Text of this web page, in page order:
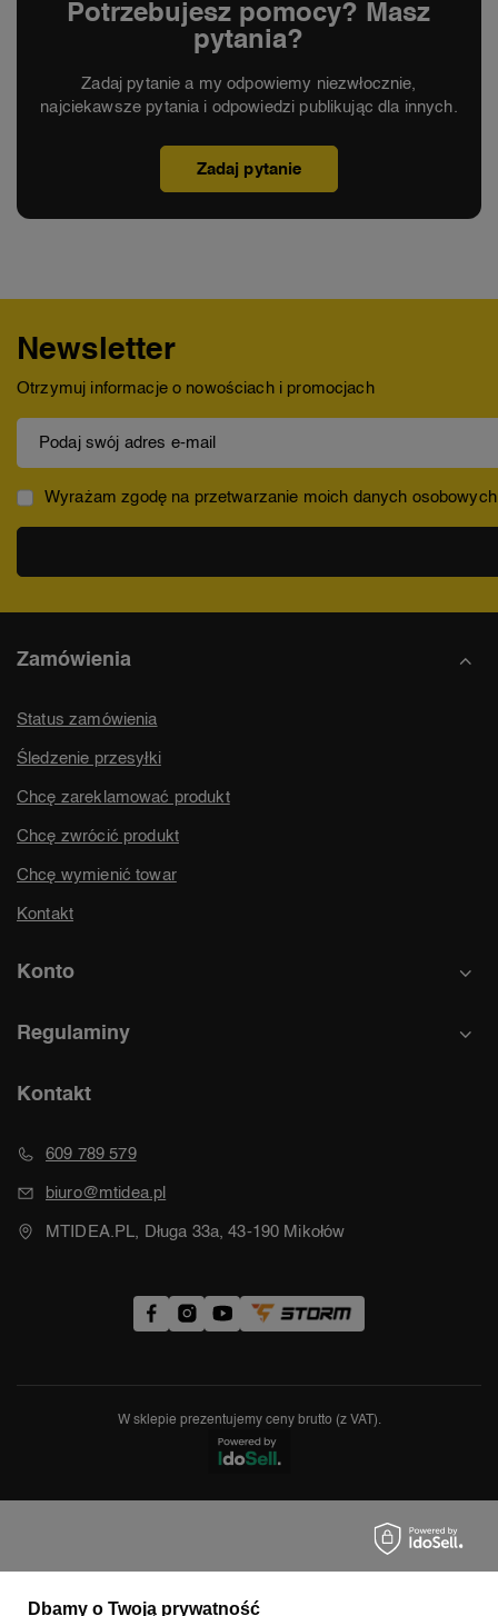
Potrzebujesz pomocy? Masz
pytania?
Zadaj pytanie a my odpowiemy niezwłocznie,
najciekawsze pytania i odpowiedzi publikując dla innych.
Zadaj pytanie
Newsletter
Otrzymuj informacje o nowościach i promocjach
Podaj swój adres e-mail
Wyrażam zgodę na przetwarzanie moich danych
Zamówienia
Status zamówienia
Śledzenie przesyłki
Chcę zareklamować produkt
Chcę zwrócić produkt
Chcę wymienić towar
Kontakt
Konto
Regulaminy
Kontakt
609 789 579
biuro@mtidea.pl
MTIDEA.PL, Długa 33a, 43-190 Mikołów
W sklepie prezentujemy ceny brutto (z VAT).
Dbamy o Twoją prywatność